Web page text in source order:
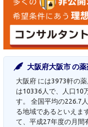
大阪府大阪市 の
大阪府 には3973軒の
は10336人で、人口10
す。 全国平均の226.7
る地域であるといえま
て、平成27年度の月間